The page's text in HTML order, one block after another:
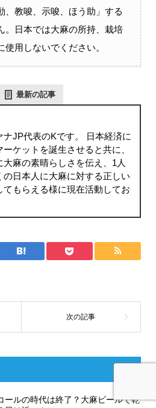
、教唆、示唆、ほう助」する
。日本では大麻の所持、栽培
用しないでください。
最新の記事
ナJP代表のKです。 日本経済に
ーケットを誕生させると共に、
大麻の素晴らしさを伝え、1人
の日本人に大麻に対する正しい
てもらえる様に現在活動してお
ールの時代は終了？大麻ビールで乾